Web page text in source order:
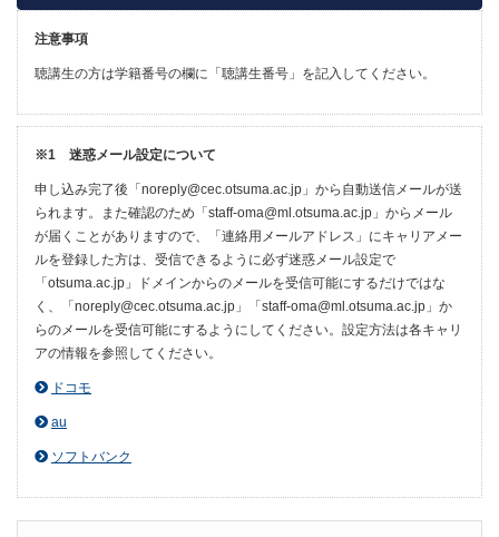
注意事項
聴講生の方は学籍番号の欄に「聴講生番号」を記入してください。
※1 迷惑メール設定について
申し込み完了後「noreply@cec.otsuma.ac.jp」から自動送信メールが送
られます。また確認のため「staff-oma@ml.otsuma.ac.jp」からメール
が届くことがありますので、「連絡用メールアドレス」にキャリアメー
ルを登録した方は、受信できるように必ず迷惑メール設定で
「otsuma.ac.jp」ドメインからのメールを受信可能にするだけではな
く、「noreply@cec.otsuma.ac.jp」「staff-oma@ml.otsuma.ac.jp」か
らのメールを受信可能にするようにしてください。設定方法は各キャリ
アの情報を参照してください。
ドコモ
au
ソフトバンク